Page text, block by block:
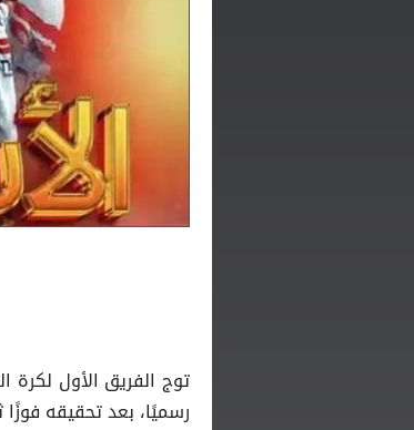
توج الفريق الأول لكرة
رسميًا، بعد تحقيقه